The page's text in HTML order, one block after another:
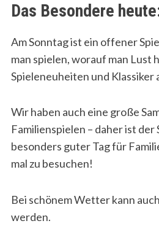
Das Besondere
Am Sonntag ist ein offener
man spielen, worauf man Lust
Spieleneuheiten und Klassiker
Wir haben auch eine große
Familienspielen – daher ist der
besonders guter Tag für
mal zu besuchen!
Bei schönem Wetter kann
werden.